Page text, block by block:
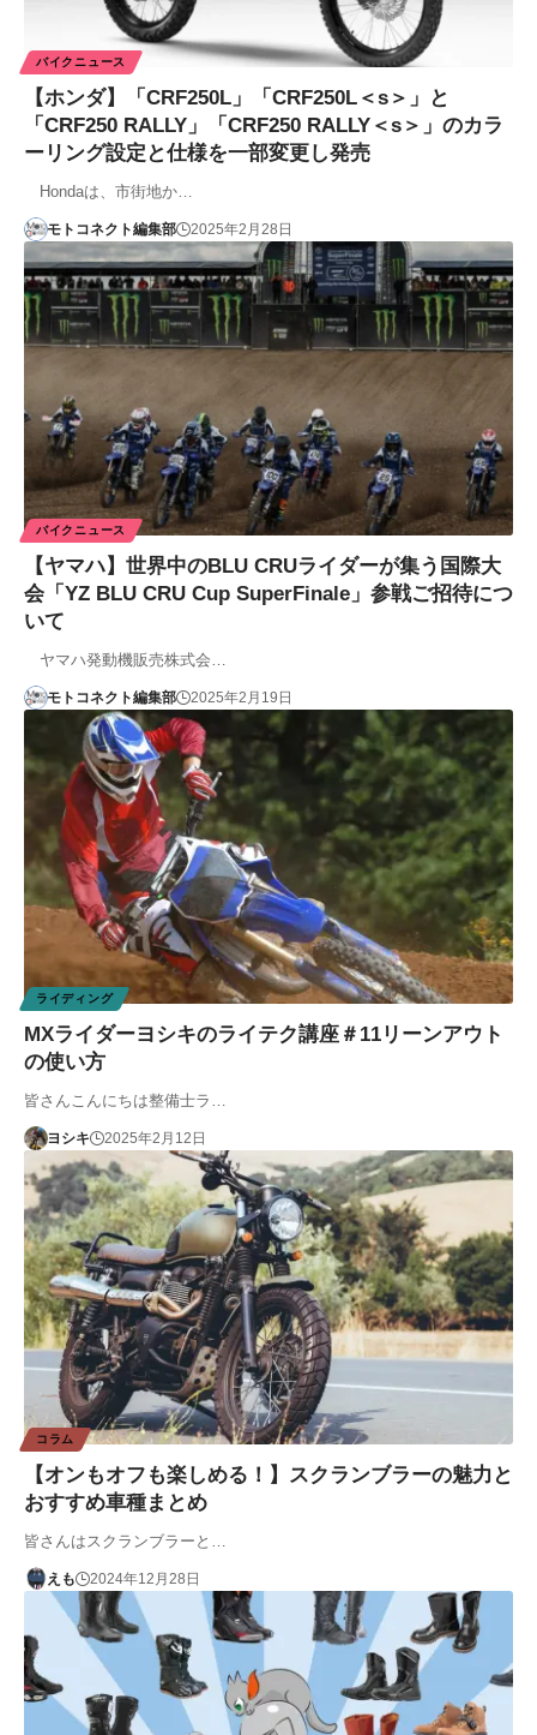
バイクニュース
【ホンダ】「CRF250L」「CRF250L＜s＞」と
「CRF250 RALLY」「CRF250 RALLY＜s＞」のカラ
ーリング設定と仕様を一部変更し発売
Hondaは、市街地か…
モトコネクト編集部 2025年2月28日
バイクニュース
【ヤマハ】世界中のBLU CRUライダーが集う国際大
会「YZ BLU CRU Cup SuperFinale」参戦ご招待につ
いて
ヤマハ発動機販売株式会…
モトコネクト編集部 2025年2月19日
ライディング
MXライダーヨシキのライテク講座＃11リーンアウト
の使い方
皆さんこんにちは整備士ラ…
ヨシキ 2025年2月12日
コラム
【オンもオフも楽しめる！】スクランブラーの魅力と
おすすめ車種まとめ
皆さんはスクランブラーと…
えも 2024年12月28日